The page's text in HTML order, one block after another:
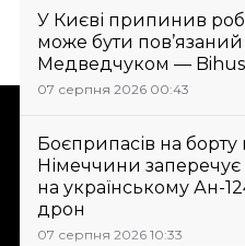
У Києві припинив
може бути пов’язаний
Медведчуком —
07 серпня 2026 00:43
Боєприпасів на борту
Німеччини заперечує
на українському Ан-
дрон
07 серпня 2026 10:33завдяки